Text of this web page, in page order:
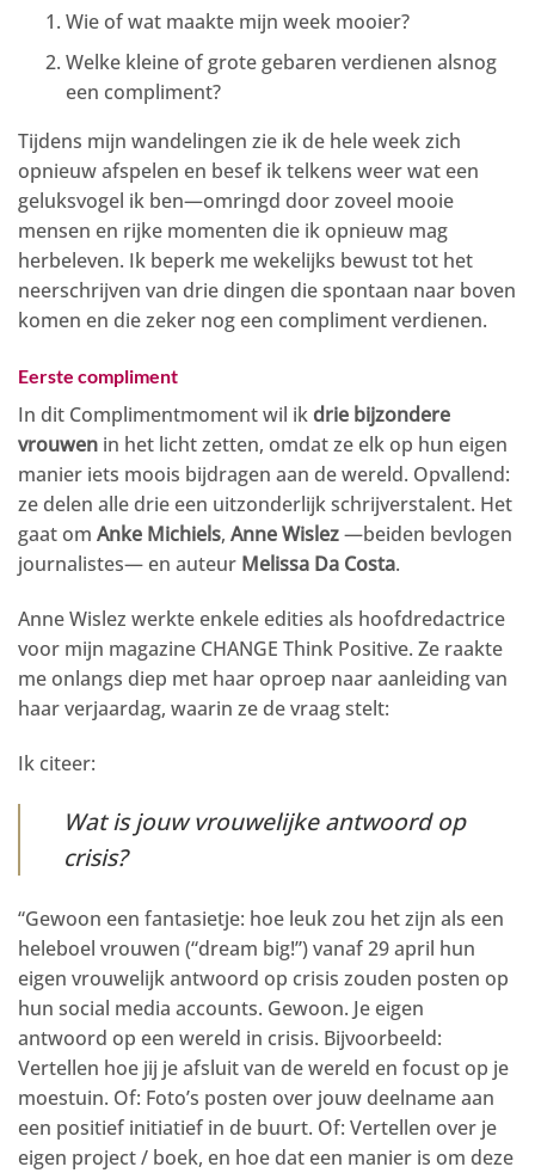
Wie of wat maakte mijn week mooier?
Welke kleine of grote gebaren verdienen alsnog
een compliment?
Tijdens mijn wandelingen zie ik de hele week zich
opnieuw afspelen en besef ik telkens weer wat een
geluksvogel ik ben—omringd door zoveel mooie
mensen en rijke momenten die ik opnieuw mag
herbeleven. Ik beperk me wekelijks bewust tot het
neerschrijven van drie dingen die spontaan naar boven
komen en die zeker nog een compliment verdienen.
Eerste compliment
In dit Complimentmoment wil ik drie bijzondere
vrouwen in het licht zetten, omdat ze elk op hun eigen
manier iets moois bijdragen aan de wereld. Opvallend:
ze delen alle drie een uitzonderlijk schrijverstalent. Het
gaat om Anke Michiels, Anne Wislez—beiden bevlogen
journalistes— en auteur Melissa Da Costa.
Anne Wislez werkte enkele edities als hoofdredactrice
voor mijn magazine CHANGE Think Positive. Ze raakte
me onlangs diep met haar oproep naar aanleiding van
haar verjaardag, waarin ze de vraag stelt:
Ik citeer:
Wat is jouw vrouwelijke antwoord op
crisis?
“Gewoon een fantasietje: hoe leuk zou het zijn als een
heleboel vrouwen (“dream big!”) vanaf 29 april hun
eigen vrouwelijk antwoord op crisis zouden posten op
hun social media accounts. Gewoon. Je eigen
antwoord op een wereld in crisis. Bijvoorbeeld:
Vertellen hoe jij je afsluit van de wereld en focust op je
moestuin. Of: Foto’s posten over jouw deelname aan
een positief initiatief in de buurt. Of: Vertellen over je
eigen project / boek, en hoe dat een manier is om deze